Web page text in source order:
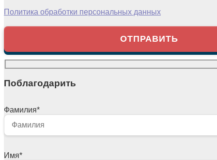
Политика обработки персональных данных
Поблагодарить
Фамилия*
Имя*